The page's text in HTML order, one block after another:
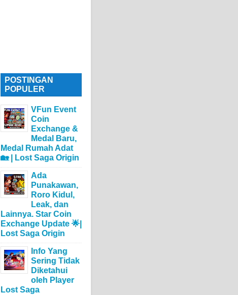
POSTINGAN
POPULER
VFun Event
Coin
Exchange &
Medal Baru,
Medal Rumah Adat
🏡 | Lost Saga Origin
Ada
Punakawan,
Roro Kidul,
Leak, dan
Lainnya. Star Coin
Exchange Update 🌟|
Lost Saga Origin
Info Yang
Sering Tidak
Diketahui
oleh Player
Lost Saga